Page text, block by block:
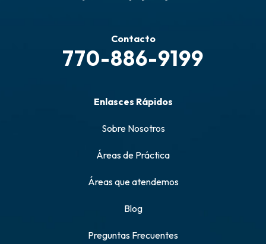
Contacto
770-886-9199
Enlasces Rápidos
Sobre Nosotros
Áreas de Práctica
Áreas que atendemos
Blog
Preguntas Frecuentes